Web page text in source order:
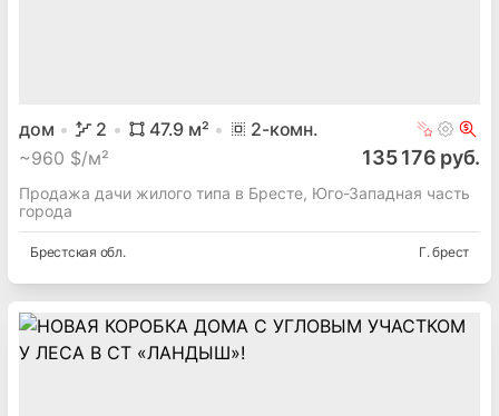
дом 2 47.9 м² 2-комн.
~960 $/м² 135 176 руб.
Продажа дачи жилого типа в Бресте, Юго-Западная часть
города
Брестская обл. Г. брест